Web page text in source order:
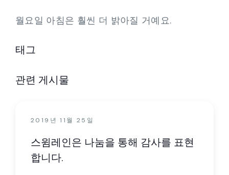
월요일 아침은 훨씬 더 밝아질 거예요.
태그
관련 게시물
2019년 11월 25일
스윔레인은 나눔을 통해 감사를 표현
합니다.